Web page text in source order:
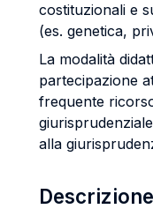
costituzionali e
(es. genetica,
La modalità
partecipazione
frequente
alla